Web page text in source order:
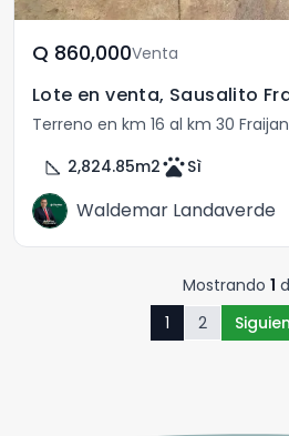
Q	860,000Venta
Lote en venta, Sausalito
Terreno en km 16 al km 30
square_foot 2,824.85m2petsSì
Waldemar Landaverde
Mostrando 1
1
2